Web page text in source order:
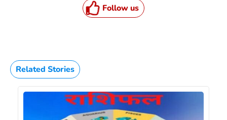
Follow us
Related Stories